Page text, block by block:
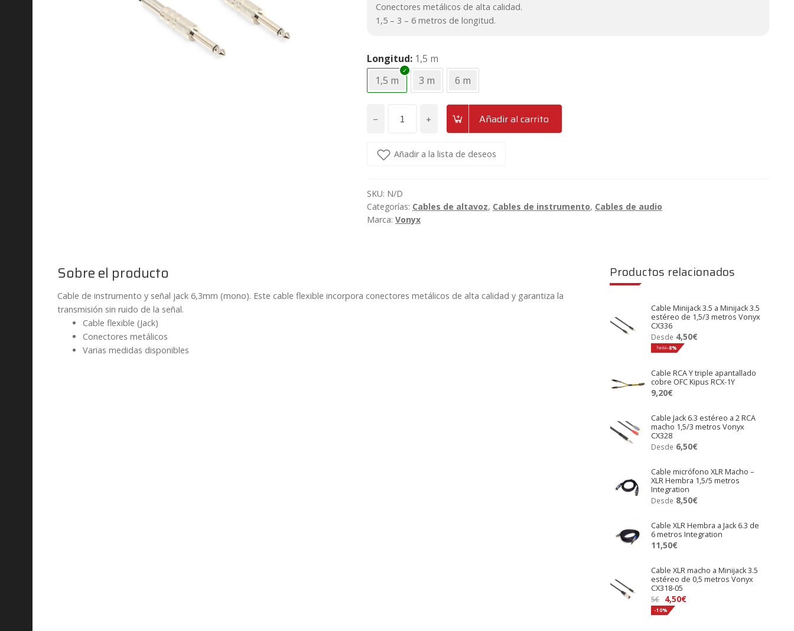
Conectores metálicos de alta calidad.
1,5 – 3 – 6 metros de longitud.
Longitud 1,5 m
1,5 m
3 m 6 m
−
instrumento
Jack
6.3
metros
+ Añadir al carrito
Añadir a la lista de deseos
SKU: N/D
Categorías: Cables de altavoz, Cables de instrumento, Cables de audio
Marca: Vonyx
Sobre el producto
Cable de instrumento y señal jack 6,3mm (mono). Este cable flexible incorpora conectores metálicos de alta calidad y garantiza la
transmisión sin ruido de la señal.
Cable flexible (Jack)
Conectores metálicos
Varias medidas disponibles
Productos relacionados
Cable Minijack 3.5 a Minijack 3.5
estéreo de 1,5/3 metros Vonyx
CX336
Desde 4,50€
hasta-8%
Cable RCA Y triple apantallado
cobre OFC Kipus RCX-1Y
9,20€
Cable Jack 6.3 estéreo a 2 RCA
macho 1,5/3 metros Vonyx
CX328
Desde 6,50€
Cable micrófono XLR Macho –
XLR Hembra 1,5/5 metros
Integration
Desde 8,50€
Cable XLR Hembra a Jack 6.3 de
6 metros Integration
11,50€
Cable XLR macho a Minijack 3.5
estéreo de 0,5 metros Vonyx
CX318-05
5€
El
precio
4,50€El
-10%